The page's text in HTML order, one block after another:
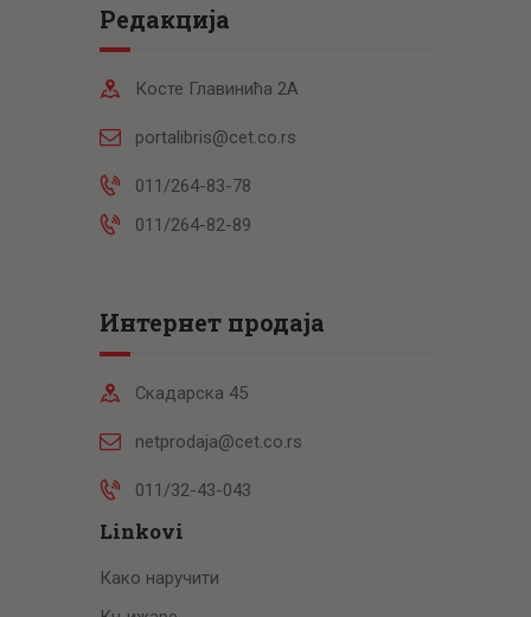
Редакција
Косте Главинића 2А
portalibris@cet.co.rs
011/264-83-78
011/264-82-89
Интернет продаја
Скадарска 45
netprodaja@cet.co.rs
011/32-43-043
Linkovi
Како наручити